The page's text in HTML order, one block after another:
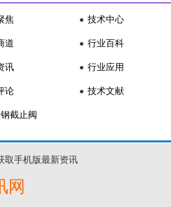
焦
道
讯
论
技术中心
行业百科
行业应用
技术文献
截止阀
取手机版最新资讯
网